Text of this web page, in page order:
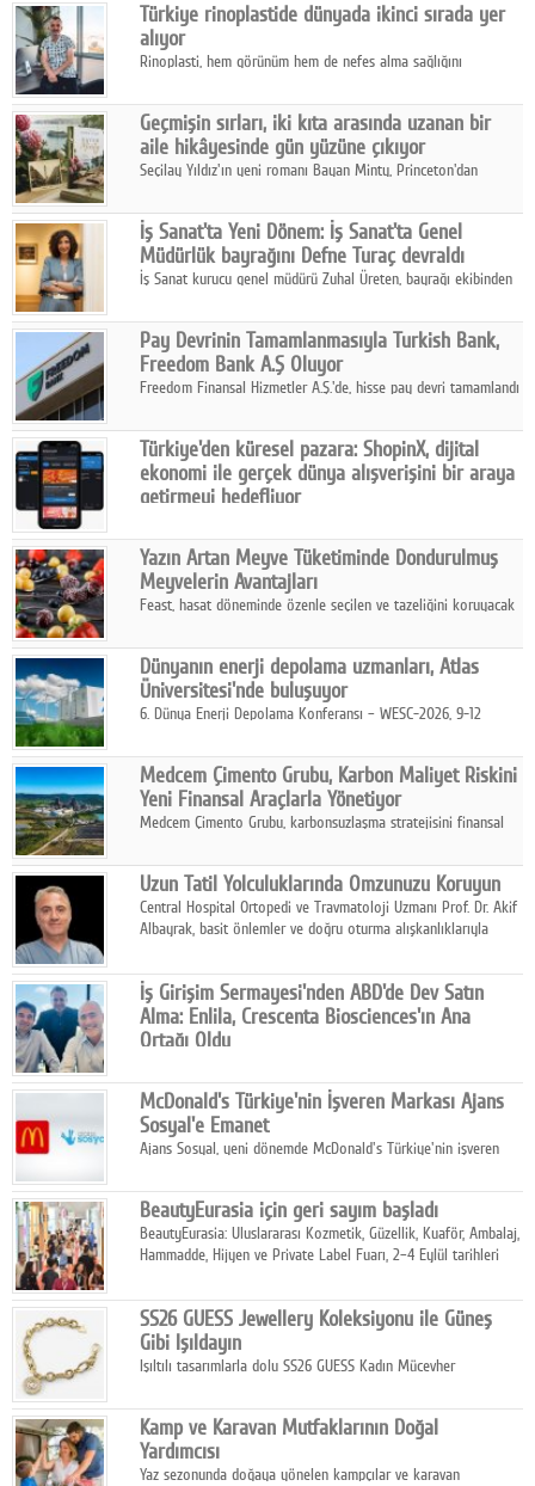
Türkiye rinoplastide dünyada ikinci sırada yer
alıyor
Rinoplasti, hem görünüm hem de nefes alma sağlığını
biri konumunda.
Geçmişin sırları, iki kıta arasında uzanan bir
aile hikâyesinde gün yüzüne çıkıyor
Seçilay Yıldız'ın yeni romanı Bayan Minty, Princeton'dan
katmanlı bir aile hikâyesi anlatıyor.
İş Sanat'ta Yeni Dönem: İş Sanat'ta Genel
Müdürlük bayrağını Defne Turaç devraldı
İş Sanat kurucu genel müdürü Zuhal Üreten, bayrağı ekibinden
Pay Devrinin Tamamlanmasıyla Turkish Bank,
Freedom Bank A.Ş Oluyor
Freedom Finansal Hizmetler A.Ş.'de, hisse pay devri tamamlandı
Turkish Bank'ın ticaret unvanının “Freedom Bank A.Ş.” olmasına
karar verildi.
Türkiye'den küresel pazara: ShopinX, dijital
ekonomi ile gerçek dünya alışverişini bir araya
getirmeyi hedefliyor
ekonomi ile gerçek dünya alışveriş deneyimi arasında köprü
kurmayı hedefleyen vizyonuyla uluslararası pazarlara açılıyor.
Yazın Artan Meyve Tüketiminde Dondurulmuş
Meyvelerin Avantajları
Feast, hasat döneminde özenle seçilen ve tazeliğini koruyacak
pratik, güvenilir ve lezzetli bir alternatif sunuyor.
Dünyanın enerji depolama uzmanları, Atlas
Üniversitesi'nde buluşuyor
6. Dünya Enerji Depolama Konferansı – WESC-2026, 9-12
sahipliğinde gerçekleştirilecek.
Medcem Çimento Grubu, Karbon Maliyet Riskini
Yeni Finansal Araçlarla Yönetiyor
Medcem Çimento Grubu, karbonsuzlaşma stratejisini finansal
Uzun Tatil Yolculuklarında Omzunuzu Koruyun
Central Hospital Ortopedi ve Travmatoloji Uzmanı Prof. Dr. Akif
Albayrak, basit önlemler ve doğru oturma alışkanlıklarıyla
İş Girişim Sermayesi'nden ABD'de Dev Satın
Alma: Enlila, Crescenta Biosciences'ın Ana
Ortağı Oldu
stratejisini uluslararası ölçeğe taşıyan satın alma hamlesini
tamamladı.
McDonald's Türkiye'nin İşveren Markası Ajans
Sosyal'e Emanet
Ajans Sosyal, yeni dönemde McDonald's Türkiye'nin işveren
BeautyEurasia için geri sayım başladı
BeautyEurasia: Uluslararası Kozmetik, Güzellik, Kuaför, Ambalaj,
Hammadde, Hijyen ve Private Label Fuarı, 2–4 Eylül tarihleri
SS26 GUESS Jewellery Koleksiyonu ile Güneş
Gibi Işıldayın
Işıltılı tasarımlarla dolu SS26 GUESS Kadın Mücevher
dokunuşunu taşıyor.
Kamp ve Karavan Mutfaklarının Doğal
Yardımcısı
Yaz sezonunda doğaya yönelen kampçılar ve karavan